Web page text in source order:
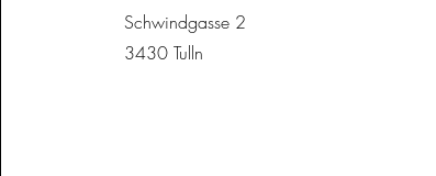
Schwindgasse 2
3430 Tulln